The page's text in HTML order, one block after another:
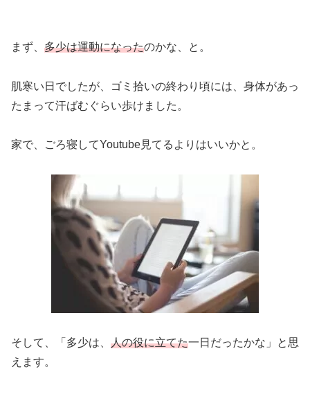
まず、 多少は運動になったのかな、と。
肌寒い日でしたが、ゴミ拾いの終わり頃には、身体があっ
たまって汗ばむぐらい歩けました。
家で、ごろ寝してYoutube見てるよりはいいかと。
そして、「多少は、 人の役に立てた一日だったかな」と思
えます。